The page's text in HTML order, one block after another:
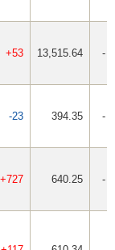
+53 13,515.64 -
-23 394.35 -
+727 640.25 -